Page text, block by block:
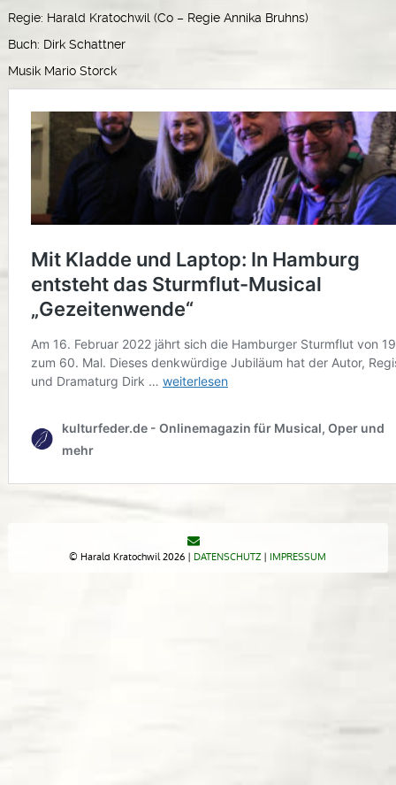
Regie: Harald Kratochwil (Co – Regie Annika Bruhns)
Buch: Dirk Schattner
Musik Mario Storck
© Harald Kratochwil 2026 | DATENSCHUTZ | IMPRESSUM